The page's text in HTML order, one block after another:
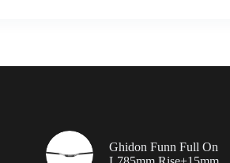
Ghidon Funn Full On